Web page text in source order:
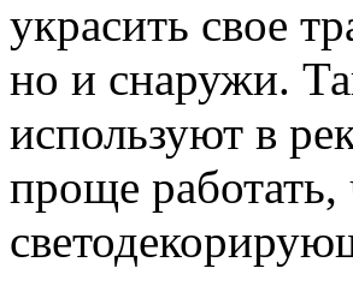
украсить свое
но и снаружи.
используют в
проще